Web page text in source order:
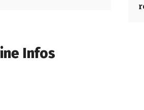
Infos